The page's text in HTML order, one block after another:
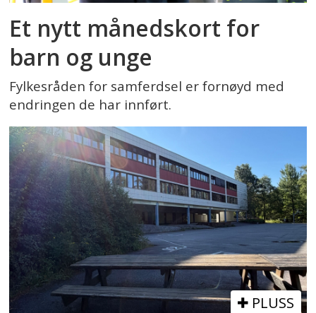
Et nytt månedskort for
barn og unge
Fylkesråden for samferdsel er fornøyd med
endringen de har innført.
PLUSS